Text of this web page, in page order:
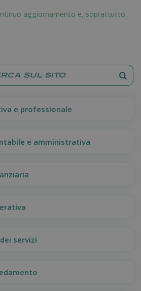
aggiornamento e, soprattutto,
e professionale
e amministrativa
servizi